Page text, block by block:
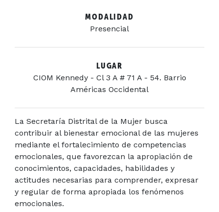
MODALIDAD
Presencial
LUGAR
CIOM Kennedy - Cl 3 A # 71 A - 54. Barrio
Américas Occidental
La Secretaría Distrital de la Mujer busca
contribuir al bienestar emocional de las mujeres
mediante el fortalecimiento de competencias
emocionales, que favorezcan la apropiación de
conocimientos, capacidades, habilidades y
actitudes necesarias para comprender, expresar
y regular de forma apropiada los fenómenos
emocionales.